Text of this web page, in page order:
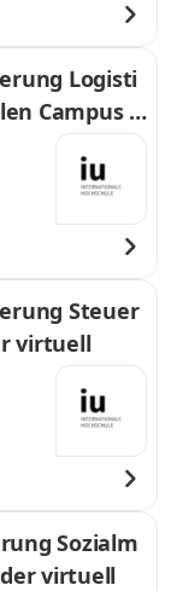
Logisti
Campus -
Steuer
virtuell
Sozialm
virtuell